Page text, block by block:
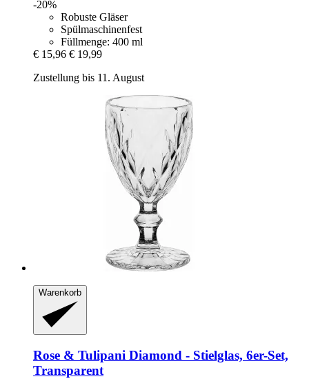
-20%
Robuste Gläser
Spülmaschinenfest
Füllmenge: 400 ml
€ 15,96 € 19,99
Zustellung bis 11. August
Warenkorb
Rose & Tulipani Diamond -​ Stielglas, 6er-​Set,
Transparent